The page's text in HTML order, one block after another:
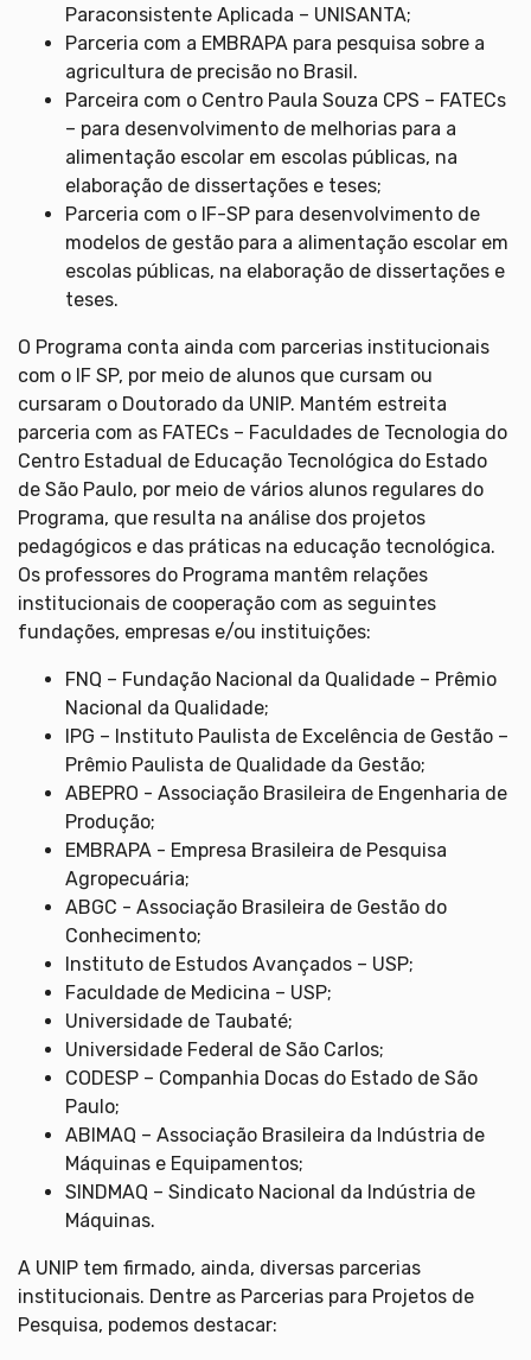
Paraconsistente Aplicada – UNISANTA;
Parceria com a EMBRAPA para pesquisa sobre a
agricultura de precisão no Brasil.
Parceira com o Centro Paula Souza CPS – FATECs
– para desenvolvimento de melhorias para a
alimentação escolar em escolas públicas, na
elaboração de dissertações e teses;
Parceria com o IF-SP para desenvolvimento de
modelos de gestão para a alimentação escolar em
escolas públicas, na elaboração de dissertações e
teses.
O Programa conta ainda com parcerias institucionais
com o IF SP, por meio de alunos que cursam ou
cursaram o Doutorado da UNIP. Mantém estreita
parceria com as FATECs – Faculdades de Tecnologia do
Centro Estadual de Educação Tecnológica do Estado
de São Paulo, por meio de vários alunos regulares do
Programa, que resulta na análise dos projetos
pedagógicos e das práticas na educação tecnológica.
Os professores do Programa mantêm relações
institucionais de cooperação com as seguintes
fundações, empresas e/ou instituições:
FNQ – Fundação Nacional da Qualidade – Prêmio
Nacional da Qualidade;
IPG – Instituto Paulista de Excelência de Gestão –
Prêmio Paulista de Qualidade da Gestão;
ABEPRO - Associação Brasileira de Engenharia de
Produção;
EMBRAPA - Empresa Brasileira de Pesquisa
Agropecuária;
ABGC - Associação Brasileira de Gestão do
Conhecimento;
Instituto de Estudos Avançados – USP;
Faculdade de Medicina – USP;
Universidade de Taubaté;
Universidade Federal de São Carlos;
CODESP – Companhia Docas do Estado de São
Paulo;
ABIMAQ – Associação Brasileira da Indústria de
Máquinas e Equipamentos;
SINDMAQ – Sindicato Nacional da Indústria de
Máquinas.
A UNIP tem firmado, ainda, diversas parcerias
institucionais. Dentre as Parcerias para Projetos de
Pesquisa, podemos destacar: